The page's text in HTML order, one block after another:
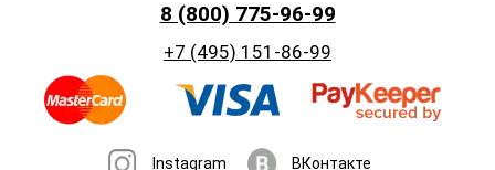
8 (800) 775-96-99
+7 (495) 151-86-99
Instagram ВКонтакте